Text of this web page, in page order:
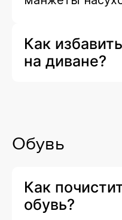
Как
на диване?
Обувь
Как
обувь?